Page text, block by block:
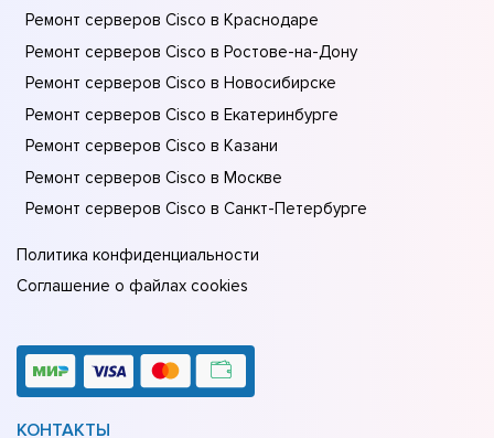
Ремонт серверов Cisco в Краснодаре
Ремонт серверов Cisco в Ростове-на-Донy
Ремонт серверов Cisco в Новосибирске
Ремонт серверов Cisco в Екатеринбурге
Ремонт серверов Cisco в Казани
Ремонт серверов Cisco в Москве
Ремонт серверов Cisco в Санкт-Петербурге
Политика конфиденциальности
Соглашение о файлах cookies
КОНТАКТЫ